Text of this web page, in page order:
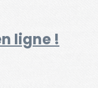
ligne !